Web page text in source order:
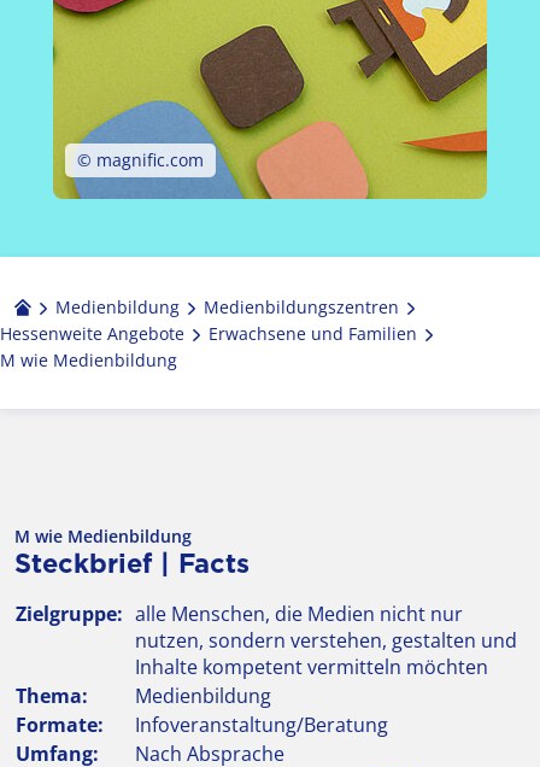
© magnific.com
Medienbildung
Medien­bildungs­zentren
Hessenweite Angebote
Erwachsene und Familien
M wie Medienbildung
M wie Medienbildung
Steckbrief | Facts
Zielgruppe: alle Menschen, die Medien nicht nur
nutzen, sondern verstehen, gestalten und
Inhalte kompetent vermitteln möchten
Thema:
Medienbildung
Formate:
Infoveranstaltung/Beratung
Umfang:
Nach Absprache